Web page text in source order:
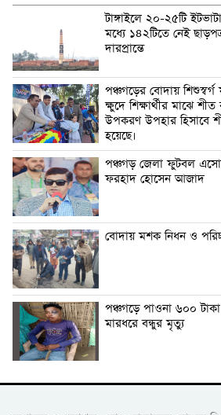
টাঙ্গাইলে ২০-২৫টি
মধ্যে ১৪২টিতে নেই
দারপ্রান্তে
পঞ্চগড়ের বোদায়
ক্ষুদে শিক্ষার্থীর মাঝে শীত
উপকরণ উপহার হিসাবে
হয়েছে।
পঞ্চগড় জেলা ফুটবল
ফরহাদ হোসেন আজাদ
বোদায় মশক নিধন ও
পঞ্চগড়ে পাওনা ৬০০ টাকা
মারধরে বন্ধুর মৃত্যু